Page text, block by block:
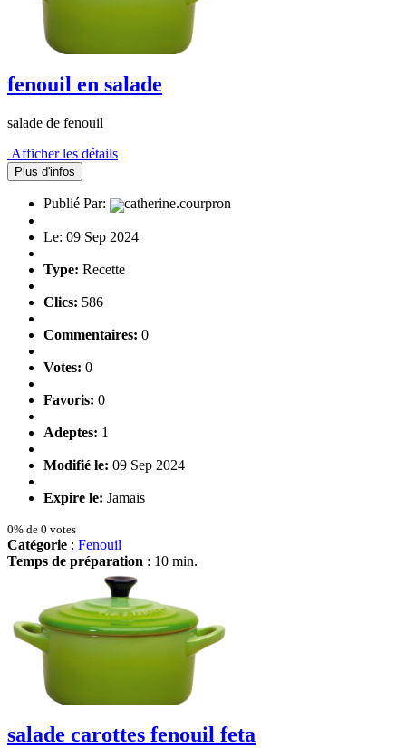
fenouil en salade
salade de fenouil
Afficher les détails
Plus d'infos
Publié Par: catherine.courpron
Le: 09 Sep 2024
Type: Recette
Clics: 586
Commentaires: 0
Votes: 0
Favoris: 0
Adeptes: 1
Modifié le: 09 Sep 2024
Expire le: Jamais
0% de 0 votes
Catégorie : Fenouil
Temps de préparation : 10 min.
salade carottes fenouil feta